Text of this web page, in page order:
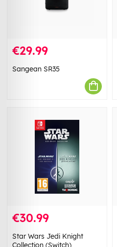
€29.99
Sangean SR35
€30.99
Star Wars Jedi Knight
Collection (Switch)